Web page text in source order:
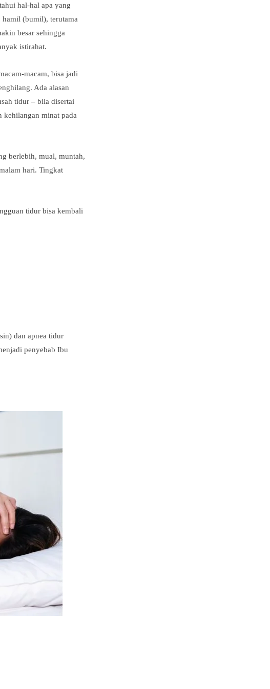
hal-hal apa yang
hamil (bumil), terutama
besar sehingga
istirahat.
macam, bisa jadi
Ada alasan
tidur – bila disertai
kehilangan minat pada
berlebih, mual, muntah,
hari. Tingkat
tidur bisa kembali
dan apnea tidur
penyebab Ibu